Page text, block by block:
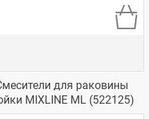
для раковины
MIXLINE ML (522125)